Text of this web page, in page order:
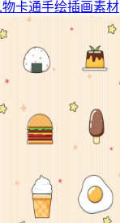
物卡通手绘插画素材